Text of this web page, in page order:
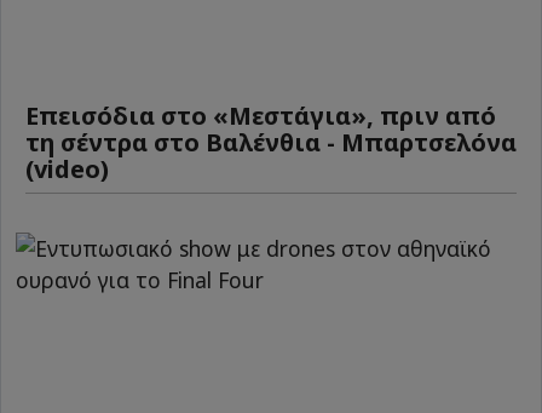
Επεισόδια στο «Μεστάγια», πριν από
τη σέντρα στο Βαλένθια - Μπαρτσελόνα
(video)